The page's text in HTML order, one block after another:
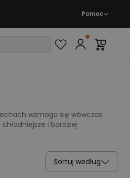
Pomoc
wzmaga się wówczas
i bardziej
Sortuj według